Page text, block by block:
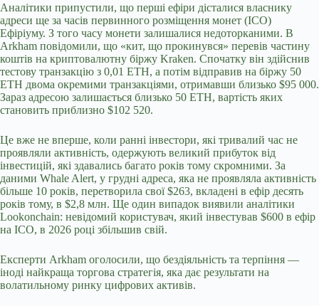
Аналітики припустили, що перші ефіри дісталися власнику
адреси ще за часів первинного розміщення монет (ICO)
Ефіріуму. З того часу монети залишалися недоторканими. В
Arkham повідомили, що «кит, що прокинувся» перевів частину
коштів на криптовалютну біржу Kraken. Спочатку він здійснив
тестову транзакцію з 0,01 ETH, а потім відправив на біржу 50
ETH двома окремими транзакціями, отримавши близько $95 000.
Зараз адресою залишається близько 50 ETH, вартість яких
становить приблизно $102 520.
Це вже не вперше, коли ранні інвестори, які тривалий час не
проявляли активність, одержують великий прибуток від
інвестицій, які здавались багато років тому скромними. За
даними Whale Alert, у грудні адреса, яка не проявляла активність
більше 10 років, перетворила свої $263, вкладені в ефір десять
років тому, в $2,8 млн. Ще один випадок виявили аналітики
Lookonchain: невідомий користувач, який інвестував $600 в ефір
на ICO, в 2026 році збільшив свій.
Експерти Arkham оголосили, що бездіяльність та терпіння —
іноді найкраща торгова стратегія, яка дає результати на
волатильному ринку цифрових активів.